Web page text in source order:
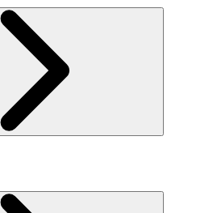
개인정보취급방침